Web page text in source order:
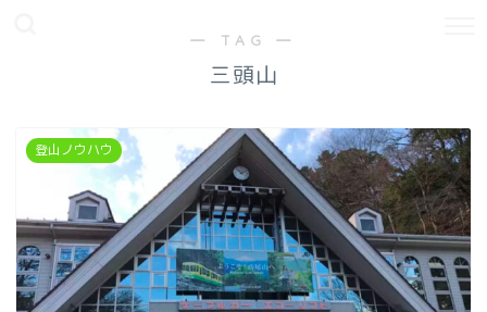
― TAG ―
三頭山
登山ノウハウ